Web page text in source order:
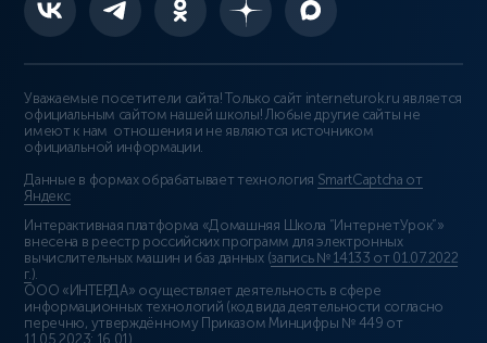
Уважаемые посетители сайта! Только сайт interneturok.ru является
официальным сайтом нашей школы! Любые другие сайты не
имеют к нам отношения и не являются источником
официальной информации.
Данные в формах обрабатывает технология SmartCaptcha от
Яндекс
Интерактивная платформа «Домашняя Школа “ИнтернетУрок”»
внесена в реестр российских программ для электронных
вычислительных машин и баз данных (запись № 14133 от 01.07.2022
г.).
ООО «ИНТЕРДА» осуществляет деятельность в сфере
информационных технологий (код вида деятельности согласно
перечню, утверждённому Приказом Минцифры № 449 от
11.05.2023: 16.01)